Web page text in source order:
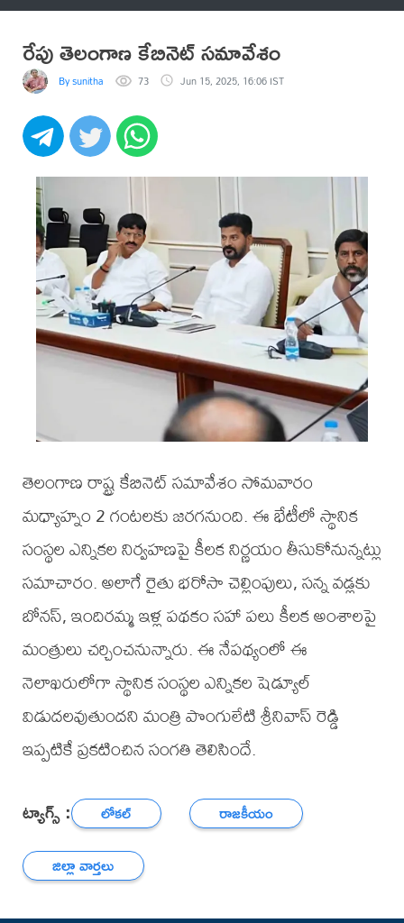
రేపు తెలంగాణ కేబినెట్ సమావేశం
By sunitha 73 Jun 15, 2025, 16:06 IST
తెలంగాణ రాష్ట్ర కేబినెట్ సమావేశం సోమవారం
మధ్యాహ్నం 2 గంటలకు జరగనుంది. ఈ భేటీలో స్థానిక
సంస్థల ఎన్నికల నిర్వహణపై కీలక నిర్ణయం తీసుకోనున్నట్లు
సమాచారం. అలాగే రైతు భరోసా చెల్లింపులు, సన్న వడ్లకు
బోనస్, ఇందిరమ్మ ఇళ్ల పథకం సహా పలు కీలక అంశాలపై
మంత్రులు చర్చించనున్నారు. ఈ నేపథ్యంలో ఈ
నెలాఖరులోగా స్థానిక సంస్థల ఎన్నికల షెడ్యూల్
విడుదలవుతుందని మంత్రి పొంగులేటి శ్రీనివాస్ రెడ్డి
ఇప్పటికే ప్రకటించిన సంగతి తెలిసిందే.
ట్యాగ్స్ : లోకల్
రాజకీయం
జిల్లా వార్తలు